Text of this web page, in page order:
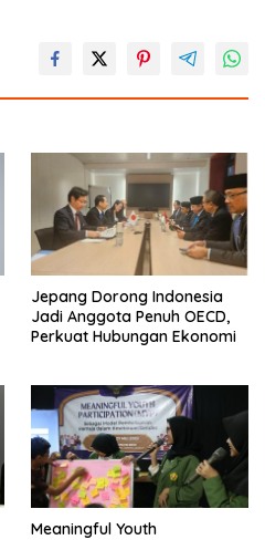
Jepang Dorong Indonesia
Jadi Anggota Penuh OECD,
Perkuat Hubungan Ekonomi
Meaningful Youth